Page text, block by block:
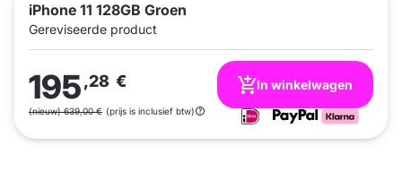
iPhone 11 128GB Groen
Gereviseerde product
195,28 €
(nieuw) 639,00 € (prijs is inclusief btw)
In winkelwagen